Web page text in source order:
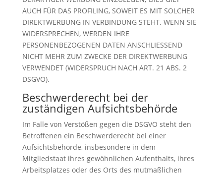
AUCH FÜR DAS PROFILING, SOWEIT ES MIT SOLCHER
DIREKTWERBUNG IN VERBINDUNG STEHT. WENN SIE
WIDERSPRECHEN, WERDEN IHRE
PERSONENBEZOGENEN DATEN ANSCHLIESSEND
NICHT MEHR ZUM ZWECKE DER DIREKTWERBUNG
VERWENDET (WIDERSPRUCH NACH ART. 21 ABS. 2
DSGVO).
Beschwerde­recht bei der
zuständigen Aufsichts­behörde
Im Falle von Verstößen gegen die DSGVO steht den
Betroffenen ein Beschwerderecht bei einer
Aufsichtsbehörde, insbesondere in dem
Mitgliedstaat ihres gewöhnlichen Aufenthalts, ihres
Arbeitsplatzes oder des Orts des mutmaßlichen